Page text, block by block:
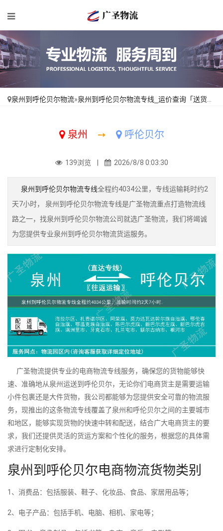
泉州到呼伦贝尔物流»泉州到呼伦贝尔物流专线_运价查询「送货到门」
泉州 ➙ 呼伦贝尔
139浏览 | 2026/8/8 0:03:30
泉州到呼伦贝尔物流专线全程约4034公里，专线运输耗时约2
天7小时， 泉州到呼伦贝尔物流专线是广圣物流重点打造物流线
路之一，找泉州到呼伦贝尔物流公司就选广圣物流，我们将竭诚
为您提供专业泉州到呼伦贝尔物流货运服务。
广圣物流提供专业的电商物流专线服务，确保您的货物能够快
速、准确地从泉州运送到呼伦贝尔，无论你们电商货主是需要运输
小件包裹还是大件货物，我公司都能够为您提供安全可靠的物流服
务，现推出的这条物流专线覆盖了泉州和呼伦贝尔之间的主要城市
和地区，能够实现货物的快速中转和配送，结合广大电商货主的要
求，我们还提供灵活的货运方案和个性化的服务，根据您的具体需
求进行定制化安排。
泉州到呼伦贝尔电商物流货物类别
1、消费品：包括服装、鞋子、化妆品、食品、家居用品等；
2、电子产品：包括手机、电脑、相机、家电等；